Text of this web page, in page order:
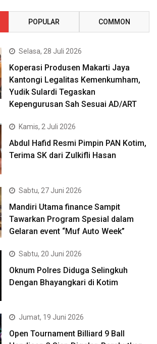
POPULAR COMMON
Selasa, 28 Juli 2026
Koperasi Produsen Makarti Jaya
Kantongi Legalitas Kemenkumham,
Yudik Sulardi Tegaskan
Kepengurusan Sah Sesuai AD/ART
Kamis, 2 Juli 2026
Abdul Hafid Resmi Pimpin PAN Kotim,
Terima SK dari Zulkifli Hasan
Sabtu, 27 Juni 2026
Mandiri Utama finance Sampit
Tawarkan Program Spesial dalam
Gelaran event “Muf Auto Week”
Sabtu, 20 Juni 2026
Oknum Polres Diduga Selingkuh
Dengan Bhayangkari di Kotim
Jumat, 19 Juni 2026
Open Tournament Billiard 9 Ball